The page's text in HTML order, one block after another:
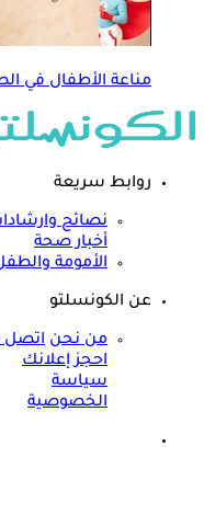
مناعة الأطفال في الصيف- 5 مشروبات تساعد
روابط سريعة
نصائح
أخبار صحة
الأمومة
عن الكونسلتو
من نحن اتصل
احجز إعلانك
سياسة
الخصوصية